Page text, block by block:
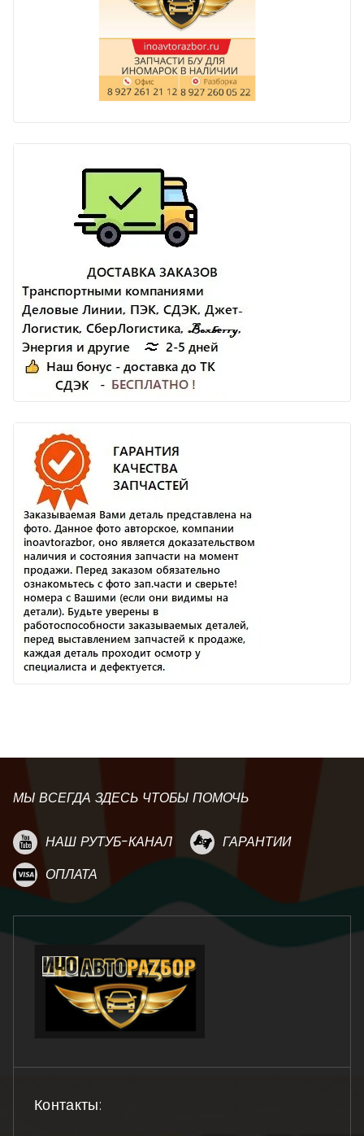
МЫ ВСЕГДА ЗДЕСЬ ЧТОБЫ ПОМОЧЬ
НАШ РУТУБ-КАНАЛ
ГАРАНТИИ
ОПЛАТА
Контакты: